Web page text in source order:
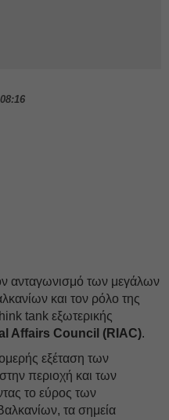
ανταγωνισμό των μεγάλων
και τον ρόλο της
tank εξωτερικής
Affairs Council (RIAC).
εξέταση των
περιοχή και των
το εύρος των
τα σημεία